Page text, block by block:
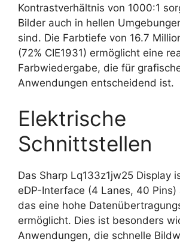
Kontrastverhältnis von 1000:1
Bilder auch in hellen
sind. Die Farbtiefe von 16.7
(72% CIE1931) ermöglicht eine
Farbwiedergabe, die für
Anwendungen entscheidend ist.
Elektrische
Schnittstellen
Das Sharp Lq133z1jw25 Display
eDP-Interface (4 Lanes, 40
das eine hohe
ermöglicht. Dies ist besonders
Anwendungen, die schnelle